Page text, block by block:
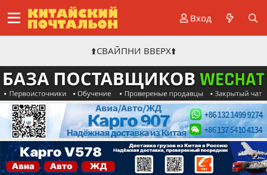
Вход
⬆️СВАЙПНИ ВВЕРХ⬆️